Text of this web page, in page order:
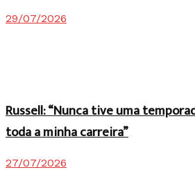
29/07/2026
Russell: “Nunca tive uma
toda a minha carreira”
27/07/2026